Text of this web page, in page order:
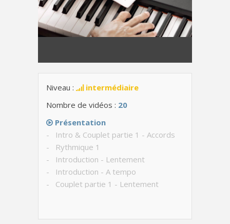
Niveau :
intermédiaire
Nombre de vidéos : 20
Présentation
- Intro & Couplet partie 1 - Accords
- Rythmique 1
- Introduction - Lentement
- Introduction - A tempo
- Couplet partie 1 - Lentement
- Couplet - Avec le chant